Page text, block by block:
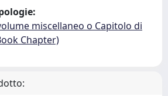
miscellaneo o Capitolo di
Chapter)